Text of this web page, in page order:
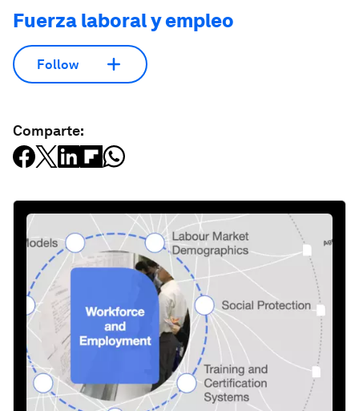
Fuerza laboral y empleo
Follow
Comparte: